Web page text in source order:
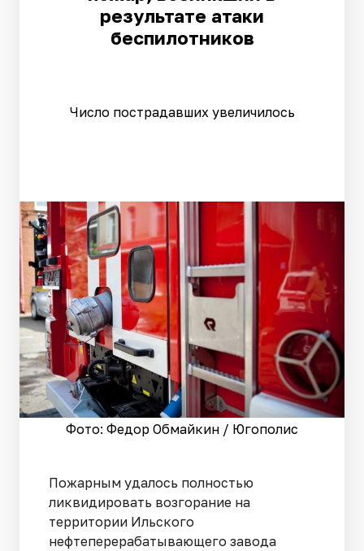
результате атаки
беспилотников
Число пострадавших увеличилось
Фото: Федор Обмайкин / Югополис
Пожарным удалось полностью
ликвидировать возгорание на
территории Ильского
нефтеперерабатывающего завода